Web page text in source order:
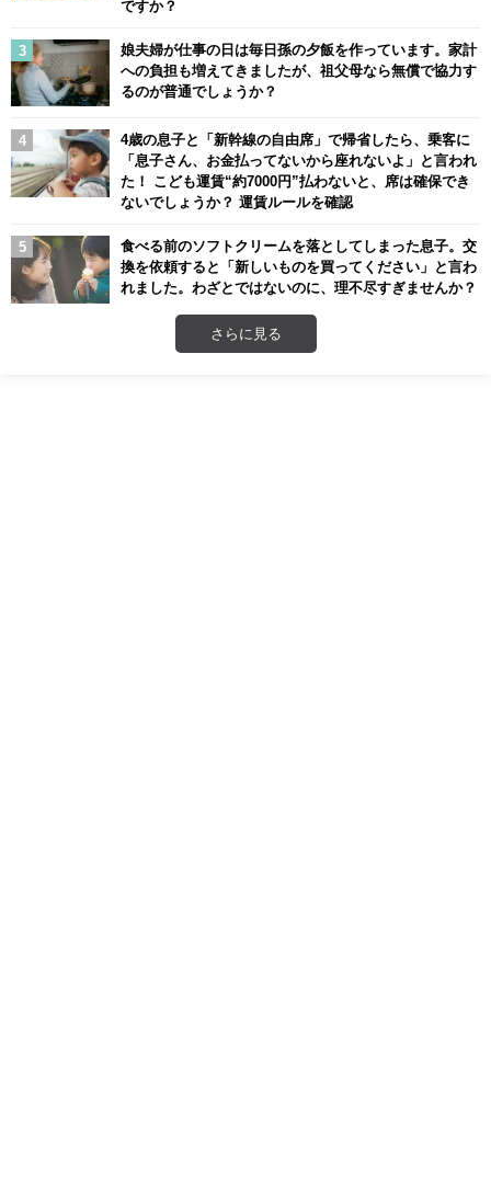
ですか？
娘夫婦が仕事の日は毎日孫の夕飯を作っています。家計
への負担も増えてきましたが、祖父母なら無償で協力す
るのが普通でしょうか？
4歳の息子と「新幹線の自由席」で帰省したら、乗客に
「息子さん、お金払ってないから座れないよ」と言われ
た！ こども運賃“約7000円”払わないと、席は確保でき
ないでしょうか？ 運賃ルールを確認
食べる前のソフトクリームを落としてしまった息子。交
換を依頼すると「新しいものを買ってください」と言わ
れました。わざとではないのに、理不尽すぎませんか？
さらに見る